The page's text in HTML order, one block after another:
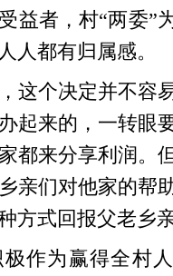
益者，村“两委”
人都有归属感。
个决定并不容
起来的，一转眼
都来分享利润。
亲们对他家的帮
方式回报父老乡亲
为赢得全村人